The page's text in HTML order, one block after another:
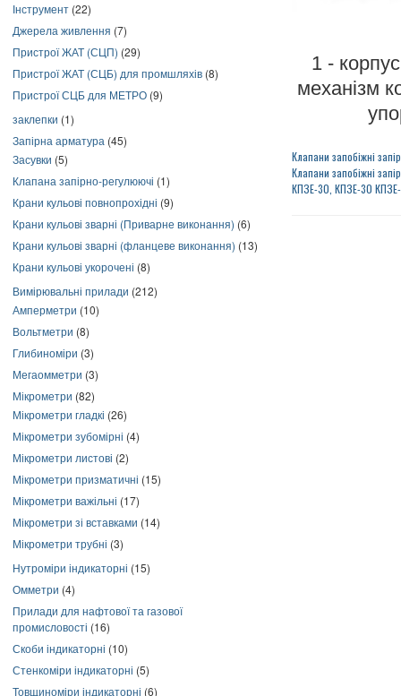
Інструмент (22)
Джерела живлення (7)
Пристрої ЖАТ (СЦП) (29)
Пристрої ЖАТ (СЦБ) для промшляхів (8)
Пристрої СЦБ для МЕТРО (9)
заклепки (1)
Запірна арматура (45)
Засувки (5)
Клапана запірно-регулюючі (1)
Крани кульові повнопрохідні (9)
Крани кульові зварні (Приварне виконання) (6)
Крани кульові зварні (фланцеве виконання) (13)
Крани кульові укорочені (8)
Вимірювальні прилади (212)
Амперметри (10)
Вольтметри (8)
Глибиноміри (3)
Мегаомметри (3)
Мікрометри (82)
Мікрометри гладкі (26)
Мікрометри зубомірні (4)
Мікрометри листові (2)
Мікрометри призматичні (15)
Мікрометри важільні (17)
Мікрометри зі вставками (14)
Мікрометри трубні (3)
Нутроміри індикаторні (15)
Омметри (4)
Прилади для нафтової та газової
промисловості (16)
Скоби індикаторні (10)
Стенкоміри індикаторні (5)
Товщиноміри індикаторні (6)
1 -
механізм
Клапани запобіжні
Клапани запобіжні
КПЗЕ-30, КПЗЕ-30